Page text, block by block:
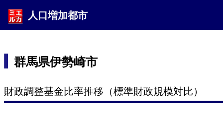
人口増加都市
群馬県伊勢崎市
財政調整基金比率推移（標準財政規模対比）